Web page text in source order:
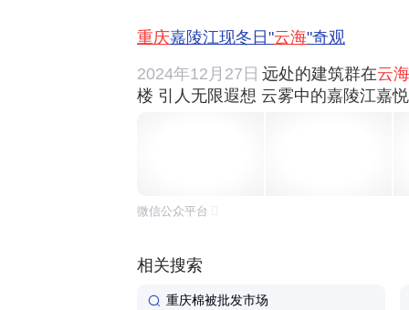
重庆嘉陵江现冬日"云海"奇观
2024年12月27日 远处的建筑群在云海
楼 引人无限遐想 云雾中的嘉陵江嘉
微信公众平台
相关搜索
重庆棉被批发市场